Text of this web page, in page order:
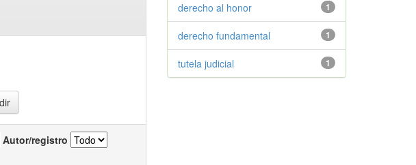
Autor/registro
1
derecho al honor
1
derecho fundamental
1
tutela judicial